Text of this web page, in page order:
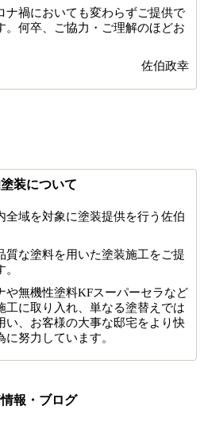
ナ禍においても変わらずご提供で
。何卒、ご協力・ご理解のほどお
佐伯政幸
装について
全域を対象に塗装提供を行う佐伯
質な塗料を用いた塗装施工をご提
や無機性塗料KFスーパーセラなど
工に取り入れ、単なる塗替えでは
い、お客様の大事な邸宅をより快
努力しています。
報・ブログ